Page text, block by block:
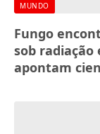
MUNDO
Fungo
sob radiação
apontam